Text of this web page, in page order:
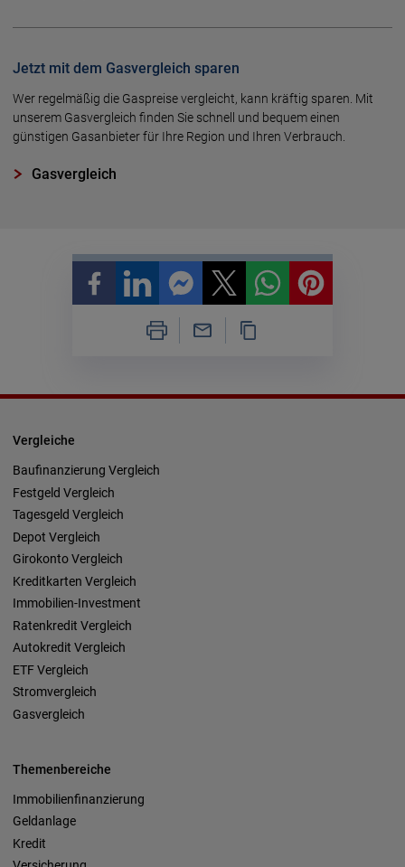
Jetzt mit dem Gasvergleich sparen
Wer regelmäßig die Gaspreise vergleicht, kann kräftig sparen. Mit
unserem Gas­vergleich finden Sie schnell und bequem einen
günstigen Gasanbieter für Ihre Region und Ihren Verbrauch.
Gasvergleich
Vergleiche
Baufinanzierung Vergleich
Festgeld Vergleich
Tagesgeld Vergleich
Depot Vergleich
Girokonto Vergleich
Kreditkarten Vergleich
Immobilien-Investment
Ratenkredit Vergleich
Autokredit Vergleich
ETF Vergleich
Stromvergleich
Gasvergleich
Themenbereiche
Immobilienfinanzierung
Geldanlage
Kredit